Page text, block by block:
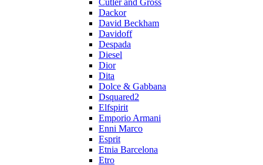
Cutler and Gross
Dackor
David Beckham
Davidoff
Despada
Diesel
Dior
Dita
Dolce & Gabbana
Dsquared2
Elfspirit
Emporio Armani
Enni Marco
Esprit
Etnia Barcelona
Etro